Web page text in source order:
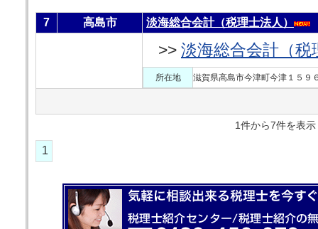
7 高島市 淡海総合会計（税理士法人）
>> 淡海総合会計（
所在地 滋賀県高島市今津町今津１５９
1件から7件を
1